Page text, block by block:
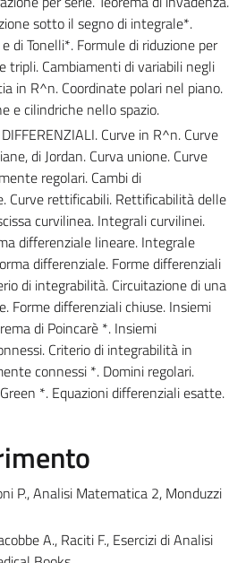
sotto il segno di integrale*.
di Tonelli*. Formule di riduzione per
tripli. Cambiamenti di variabili negli
in R^n. Coordinate polari nel piano.
e cilindriche nello spazio.
Curve in R^n. Curve
di Jordan. Curva unione. Curve
regolari. Cambi di
Curve rettificabili. Rettificabilità delle
curvilinea. Integrali curvilinei.
differenziale lineare. Integrale
differenziale. Forme differenziali
di integrabilità. Circuitazione di una
Forme differenziali chiuse. Insiemi
di Poincarè *. Insiemi
Criterio di integrabilità in
connessi *. Domini regolari.
*. Equazioni differenziali esatte.
P., Analisi Matematica 2, Monduzzi
A., Raciti F., Esercizi di Analisi